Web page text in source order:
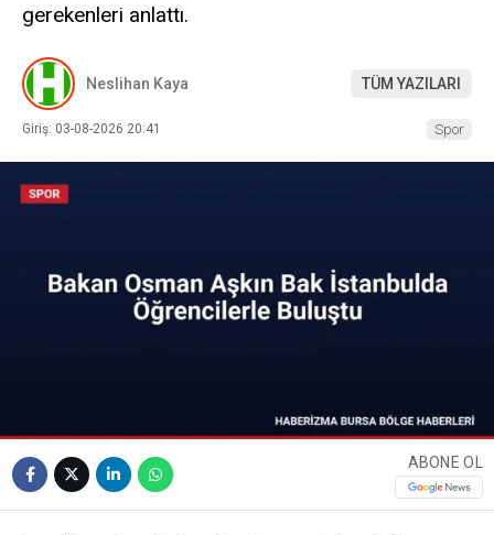
gerekenleri anlattı.
Neslihan Kaya TÜM YAZILARI
Giriş: 03-08-2026 20:41 Spor
ABONE OL